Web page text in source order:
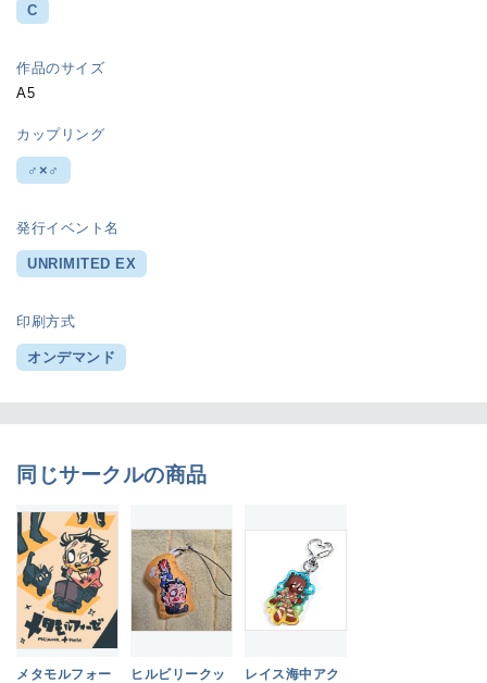
C
作品のサイズ
A5
カップリング
♂×♂
発行イベント名
UNRIMITED EX
印刷方式
オンデマンド
同じサークルの商品
メタモルフォー
ヒルビリークッ
レイス海中アク